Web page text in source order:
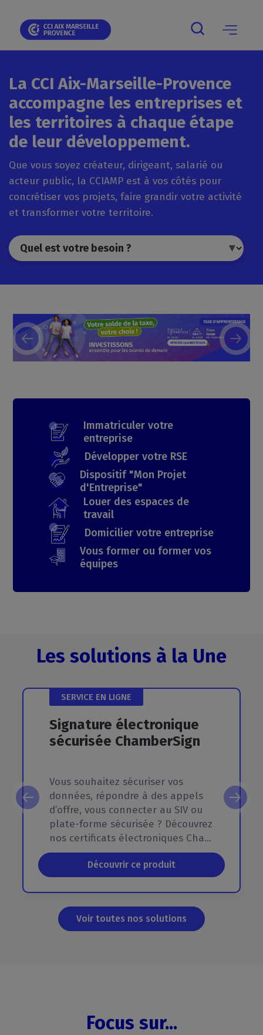
La CCI Aix-Marseille-Provence
accompagne les entreprises et
les territoires à chaque étape
de leur développement.
Que vous soyez créateur, dirigeant, salarié ou
acteur public, la CCIAMP est à vos côtés pour
concrétiser vos projets, faire grandir votre activité
et transformer votre territoire.
Immatriculer votre
entreprise
Développer votre RSE
Dispositif "Mon Projet
d'Entreprise"
Louer des espaces de
travail
Domicilier votre entreprise
Vous former ou former vos
équipes
Les solutions à la Une
SERVICE EN LIGNE
Signature électronique
sécurisée ChamberSign
Vous souhaitez sécuriser vos
données, répondre à des appels
d’offre, vous connecter au SIV ou
plate-forme sécurisée ? Découvrez
nos certificats électroniques ChamberSign !
Découvrir ce produit
Voir toutes nos solutions
Focus sur...